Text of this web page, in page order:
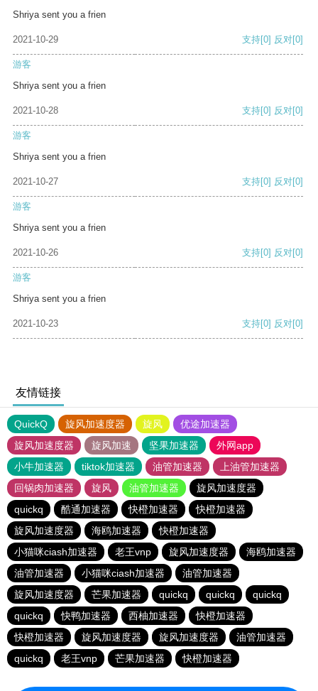
Shriya sent you a frien
2021-10-29 支持[0] 反对[0]
游客
Shriya sent you a frien
2021-10-28 支持[0] 反对[0]
游客
Shriya sent you a frien
2021-10-27 支持[0] 反对[0]
游客
Shriya sent you a frien
2021-10-26 支持[0] 反对[0]
游客
Shriya sent you a frien
2021-10-23 支持[0] 反对[0]
友情链接
QuickQ 旋风加速度器 旋风
优途加速器
旋风加速度器
旋风加速 坚果加速器
外网app
小牛加速器
tiktok加速器 油管加速器
上油管加速器
回锅肉加速器
旋风 油管加速器
旋风加速度器
quickq
酷通加速器 快橙加速器
快橙加速器
旋风加速度器
海鸥加速器
快橙加速器
小猫咪ciash加速器
老王vnp 旋风加速度器
海鸥加速器
油管加速器
小猫咪ciash加速器
油管加速器
旋风加速度器
芒果加速器 quickq quickq
quickq
quickq
快鸭加速器 西柚加速器
快橙加速器
快橙加速器
旋风加速度器 旋风加速度器
油管加速器
quickq
老王vnp 芒果加速器 快橙加速器